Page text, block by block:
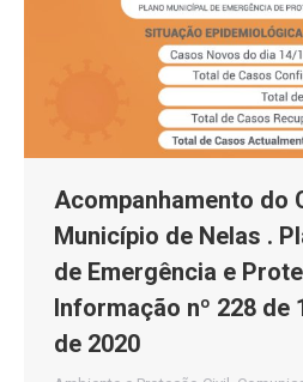
Acompanhamento do
Município de Nelas .
de Emergência e
Informação nº 228 de
de 2020